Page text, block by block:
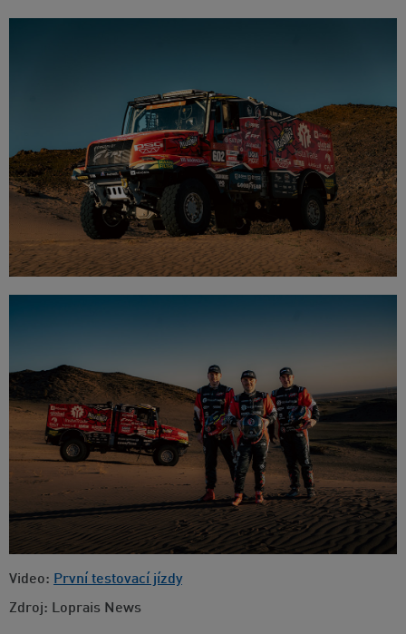
Video: První testovací jízdy
Zdroj: Loprais News